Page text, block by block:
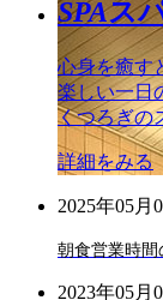
SPAス
心身を癒す
楽しい一日
くつろぎの
詳細をみる
2025年05月
朝食営業時間
2023年05月